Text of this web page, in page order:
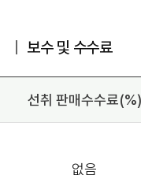
보수 및 수수료
선취 판매수수료(%)
없음